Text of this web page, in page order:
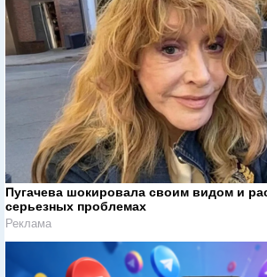
Пугачева шокировала своим видом и
серьезных проблемах
Реклама